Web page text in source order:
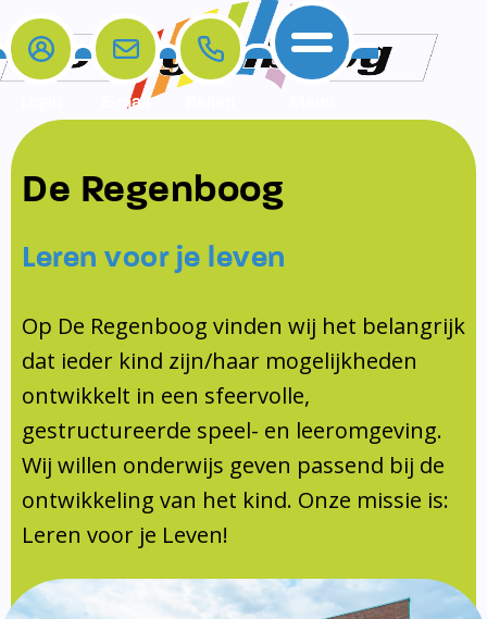
Home
De school
Opleiding en Stage
KomKids
Schoolvakanties
Ouderraad
Medezeggenschapsraad
Documentatie
Formulieren
SIKO
Ouders
Ouders
Contact
Contact
Contact
Samenwerkingen
Samenwerkingen
Schoollogopedist
E-mail
De Regenboog
Leren voor je leven
Op De Regenboog vinden wij het belangrijk
dat ieder kind zijn/haar mogelijkheden
ontwikkelt in een sfeervolle,
gestructureerde speel- en leeromgeving.
Wij willen onderwijs geven passend bij de
ontwikkeling van het kind. Onze missie is:
Leren voor je Leven!